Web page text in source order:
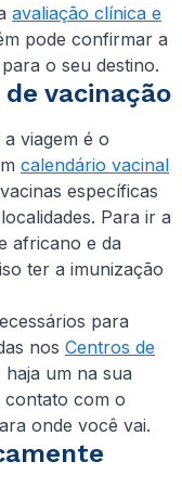
avaliação clínica e
pode confirmar a
o seu destino.
vacinação
viagem é o
calendário vacinal
específicas
Para ir a
africano e da
ter a imunização
para
nos Centros de
haja um na sua
contato com o
onde você vai.